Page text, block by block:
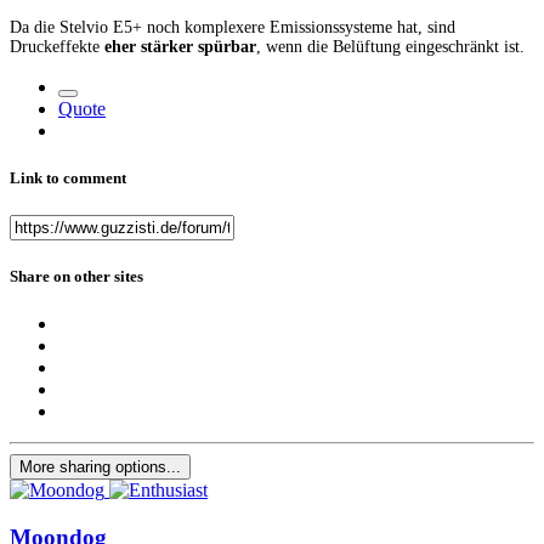
Da die Stelvio E5+ noch komplexere Emissionssysteme hat, sind
Druckeffekte eher stärker spürbar , wenn die Belüftung eingeschränkt ist.
Quote
Link to comment
Share on other sites
More sharing options...
Moondog